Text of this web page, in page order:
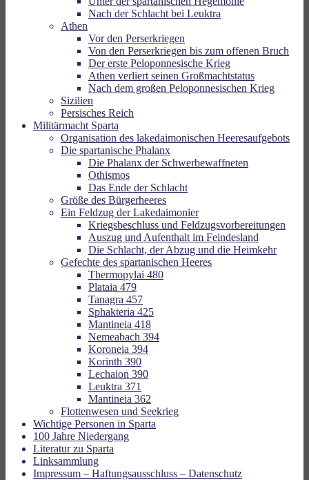
Nach der Schlacht bei Leuktra
Athen
Vor den Perserkriegen
Von den Perserkriegen bis zum offenen Bruch
Der erste Peloponnesische Krieg
Athen verliert seinen Großmachtstatus
Nach dem großen Peloponnesischen Krieg
Sizilien
Persisches Reich
Militärmacht Sparta
Organisation des lakedaimonischen Heeresaufgebots
Die spartanische Phalanx
Die Phalanx der Schwerbewaffneten
Othismos
Das Ende der Schlacht
Größe des Bürgerheeres
Ein Feldzug der Lakedaimonier
Kriegsbeschluss und Feldzugsvorbereitungen
Auszug und Aufenthalt im Feindesland
Die Schlacht, der Abzug und die Heimkehr
Gefechte des spartanischen Heeres
Thermopylai 480
Plataia 479
Tanagra 457
Sphakteria 425
Mantineia 418
Nemeabach 394
Koroneia 394
Korinth 390
Lechaion 390
Leuktra 371
Mantineia 362
Flottenwesen und Seekrieg
Wichtige Personen in Sparta
100 Jahre Niedergang
Literatur zu Sparta
Linksammlung
Impressum – Haftungsausschluss – Datenschutz